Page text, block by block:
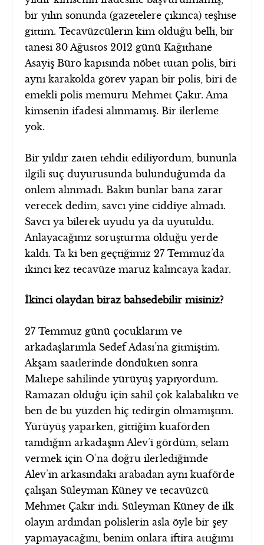
bir yılın sonunda (gazetelere çıkınca) teşhise
gittim. Tecavüzcülerin kim olduğu belli, bir
tanesi 30 Ağustos 2012 günü Kağıthane
Asayiş Büro kapısında nöbet tutan polis, biri
aynı karakolda görev yapan bir polis, biri de
emekli polis memuru Mehmet Çakır. Ama
kimsenin ifadesi alınmamış. Bir ilerleme
yok.
Bir yıldır zaten tehdit ediliyordum, bununla
ilgili suç duyurusunda bulunduğumda da
önlem alınmadı. Bakın bunlar bana zarar
verecek dedim, savcı yine ciddiye almadı.
Savcı ya bilerek uyudu ya da uyutuldu.
Anlayacağınız soruşturma olduğu yerde
kaldı. Ta ki ben geçtiğimiz 27 Temmuz’da
ikinci kez tecavüze maruz kalıncaya kadar.
İkinci olaydan biraz bahsedebilir misiniz?
27 Temmuz günü çocuklarım ve
arkadaşlarımla Sedef Adası’na gitmiştim.
Akşam saatlerinde döndükten sonra
Maltepe sahilinde yürüyüş yapıyordum.
Ramazan olduğu için sahil çok kalabalıktı ve
ben de bu yüzden hiç tedirgin olmamıştım.
Yürüyüş yaparken, gittiğim kuaförden
tanıdığım arkadaşım Alev’i gördüm, selam
vermek için O’na doğru ilerlediğimde
Alev’in arkasındaki arabadan aynı kuaförde
çalışan Süleyman Küney ve tecavüzcü
Mehmet Çakır indi. Süleyman Küney de ilk
olayın ardından polislerin asla öyle bir şey
yapmayacağını, benim onlara iftira attığımı